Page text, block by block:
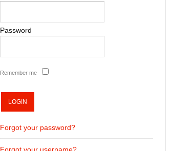
Password
Remember me
Forgot your password?